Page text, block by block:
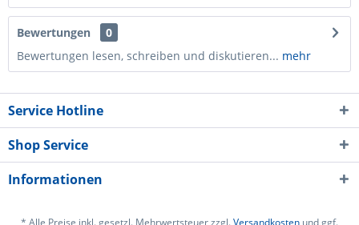
Bewertungen
0
Bewertungen lesen, schreiben und diskutieren... mehr
Service Hotline
Shop Service
Informationen